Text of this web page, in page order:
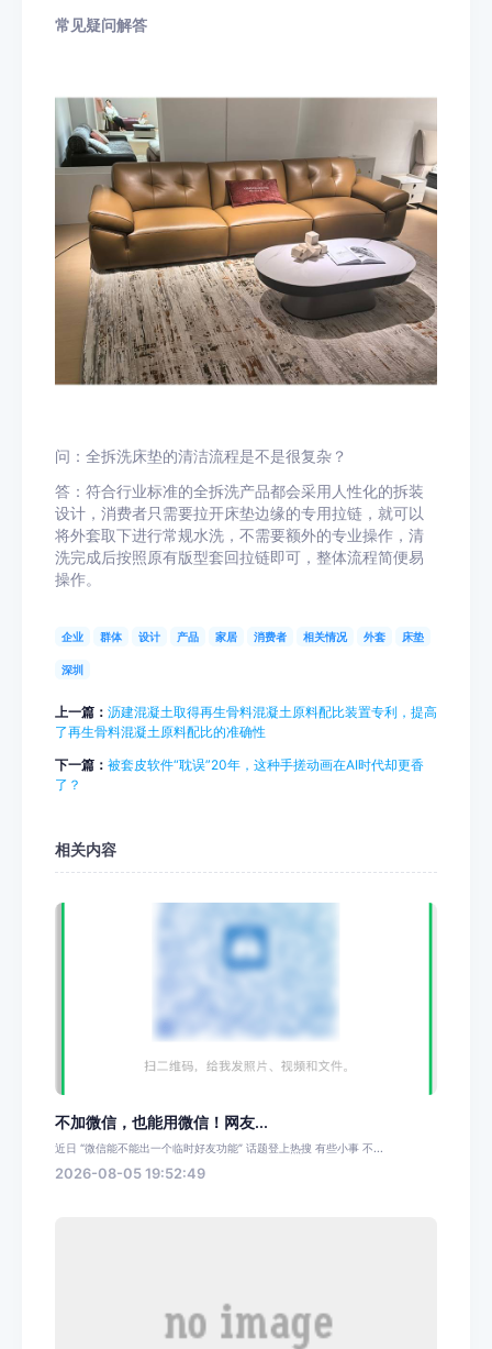
常见疑问解答
问：全拆洗床垫的清洁流程是不是很复杂？
答：符合行业标准的全拆洗产品都会采用人性化的拆装
设计，消费者只需要拉开床垫边缘的专用拉链，就可以
将外套取下进行常规水洗，不需要额外的专业操作，清
洗完成后按照原有版型套回拉链即可，整体流程简便易
操作。
企业 群体 设计 产品 家居 消费者 相关情况 外套 床垫
深圳
上一篇： 沥建混凝土取得再生骨料混凝土原料配比装置专利，提高
了再生骨料混凝土原料配比的准确性
下一篇： 被套皮软件“耽误”20年，这种手搓动画在AI时代却更香
了？
相关内容
不加微信，也能用微信！网友...
近日 “微信能不能出一个临时好友功能” 话题登上热搜 有些小事 不...
2026-08-05 19:52:49